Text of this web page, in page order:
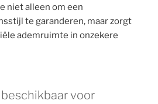
niet alleen om een
te garanderen, maar zorgt
ademruimte in onzekere
voor